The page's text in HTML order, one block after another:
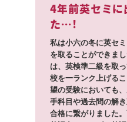
4年前英セミに
た…!
私は小六の冬に英セ
を取ることができま
は、英検準二級を取
校を一ランク上げる
望の受験においても
手科目や過去問の解
合格に繋がりました